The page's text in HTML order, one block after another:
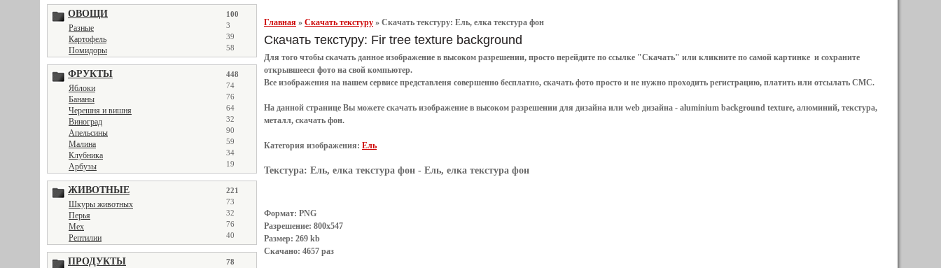
ОВОЩИ 100
Разные 3
Картофель 39
Помидоры 58
ФРУКТЫ 448
Яблоки 74
Бананы 76
Черешня и вишня 64
Виноград 32
Апельсины 90
Малина 59
Клубника 34
Арбузы 19
ЖИВОТНЫЕ 221
Шкуры животных 73
Перья 32
Мех 76
Рептилии 40
ПРОДУКТЫ 78
Главная » Скачать текстуру » Скачать текстуру: Ель, елка текстура фон
Скачать текстуру: Fir tree texture background
Для того чтобы скачать данное изображение в высоком разрешении, просто перейдите по ссылке "Скачать" или кликните по самой картинке и сохраните
открывшееся фото на свой компьютер.
Все изображения на нашем сервисе представленя совершенно бесплатно, скачать фото просто и не нужно проходить регистрацию, платить или отсылать СМС.
На данной странице Вы можете скачать изображение в высоком разрешении для дизайна или web дизайна - aluminium background texture, алюминий, текстура,
металл, скачать фон.
Категория изображения: Ель
Текстура: Ель, елка текстура фон - Ель, елка текстура фон
Формат: PNG
Разрешение: 800x547
Размер: 269 kb
Скачано: 4657 раз